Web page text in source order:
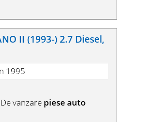
II (1993-) 2.7 Diesel,
1995
vanzare piese auto